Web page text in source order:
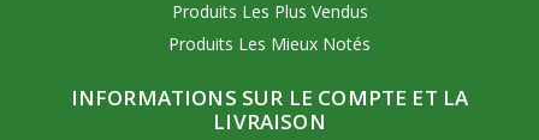
Produits Les Plus Vendus
Produits Les Mieux Notés
INFORMATIONS SUR LE COMPTE ET LA
LIVRAISON